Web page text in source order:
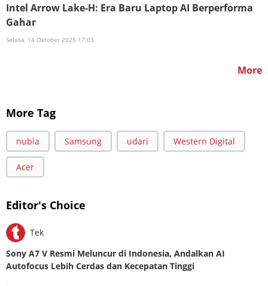
Intel Arrow Lake-H: Era Baru Laptop AI Berperforma
Gahar
Selasa, 14 Oktober 2025 17:03
More
More Tag
nubia Samsung udari Western Digital
Acer
Editor's Choice
Tek
Sony A7 V Resmi Meluncur di Indonesia, Andalkan AI
Autofocus Lebih Cerdas dan Kecepatan Tinggi